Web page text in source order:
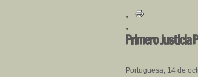
Primero Justicia
Portuguesa, 14 de